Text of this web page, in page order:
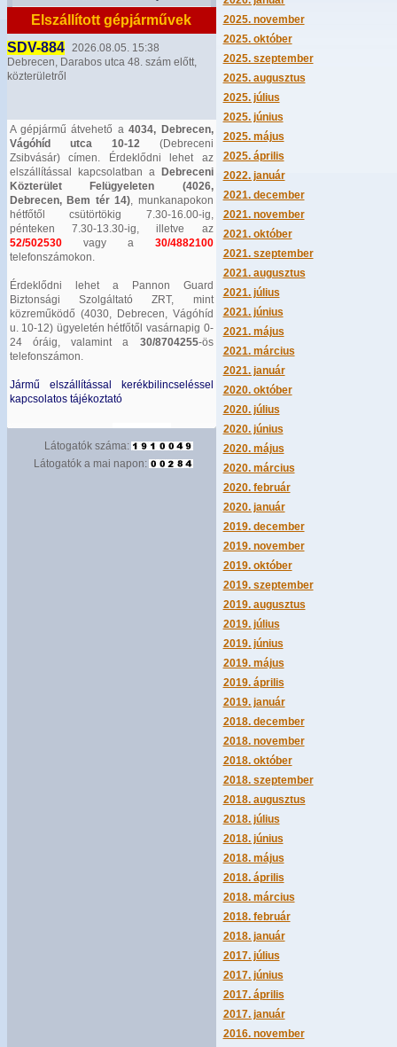
Elszállított gépjárművek
SDV-884
2026.08.05. 15:38
Debrecen, Darabos utca 48. szám előtt,
közterületről
A gépjármű átvehető a4034, Debrecen,
Vágóhíd utca 10-12(Debreceni
Zsibvásár) címen. Érdeklődni lehet az
elszállítással kapcsolatban a
Debreceni
Közterület Felügyeleten (4026,
Debrecen, Bem tér 14), munkanapokon
hétfőtől csütörtökig 7.30-16.00-ig,
pénteken 7.30-13.30-ig, illetve az
52/502530vagy a 30/4882100
telefonszámokon.
Érdeklődni lehet a Pannon Guard
Biztonsági Szolgáltató ZRT, mint
közreműködő (4030, Debrecen, Vágóhíd
u. 10-12) ügyeletén hétfőtől vasárnapig 0-
24 óráig, valamint a 30/8704255-ös
telefonszámon.
Jármű elszállítással kerékbilincseléssel
kapcsolatos tájékoztató
Látogatók száma:
Látogatók a mai napon:
2025. november
2025. október
2025. szeptember
2025. augusztus
2025. július
2025. június
2025. május
2025. április
2022. január
2021. december
2021. november
2021. október
2021. szeptember
2021. augusztus
2021. július
2021. június
2021. május
2021. március
2021. január
2020. október
2020. július
2020. június
2020. május
2020. március
2020. február
2020. január
2019. december
2019. november
2019. október
2019. szeptember
2019. augusztus
2019. július
2019. június
2019. május
2019. április
2019. január
2018. december
2018. november
2018. október
2018. szeptember
2018. augusztus
2018. július
2018. június
2018. május
2018. április
2018. március
2018. február
2018. január
2017. július
2017. június
2017. április
2017. január
2016. november